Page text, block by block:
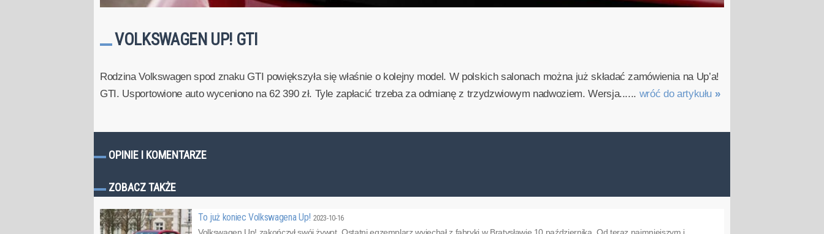
VOLKSWAGEN UP! GTI
Rodzina Volkswagen spod znaku GTI powiększyła się właśnie o kolejny model. W polskich salonach można już składać zamówienia na Up’a!
GTI. Usportowione auto wyceniono na 62 390 zł. Tyle zapłacić trzeba za odmianę z trzydzwiowym nadwoziem. Wersja...... wróć do artykułu »
OPINIE I KOMENTARZE
ZOBACZ TAKŻE
To już koniec Volkswagena Up! 2023-10-16